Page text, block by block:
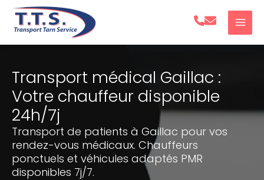
Aller
Transport médical Gaillac :
Votre chauffeur disponible
24h/7j
Transport de patients à Gaillac pour vos
rendez-vous médicaux. Chauffeurs
ponctuels et véhicules adaptés PMR
disponibles 7j/7.